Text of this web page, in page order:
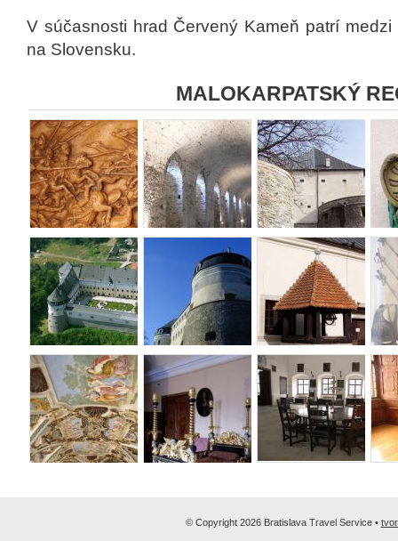
V súčasnosti hrad Červený Kameň patrí
na Slovensku.
MALOKARPATSKÝ
© Copyright 2026 Bratislava Travel Service •